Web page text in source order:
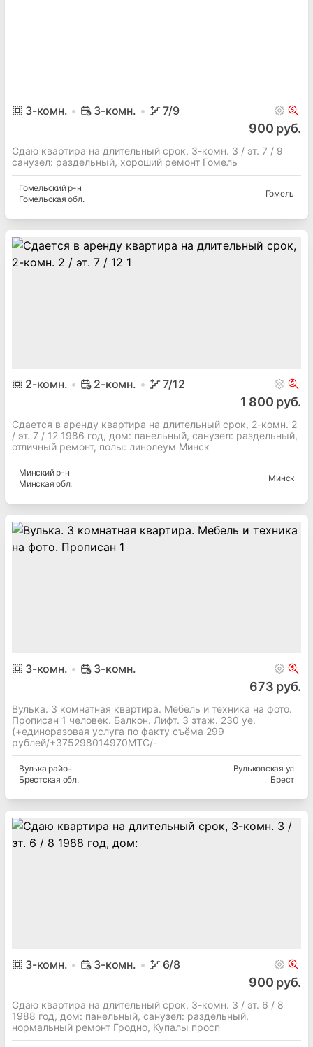
3-комн. 3-комн. 7/9
900 руб.
Сдаю квартира на длительный срок, 3-комн. 3 / эт. 7 / 9
cанузел: раздельный, хороший ремонт Гомель
Гомельскийр-н
Гомельская обл.
Гомель
2-комн. 2-комн. 7/12
1 800 руб.
Сдается в аренду квартира на длительный срок, 2-комн. 2
/ эт. 7 / 12 1986 год, дом: панельный, cанузел: раздельный,
отличный ремонт, полы: линолеум Минск
Минскийр-н
Минская обл.
Минск
3-комн. 3-комн.
673 руб.
Вулька. 3 комнатная квартира. Мебель и техника на фото.
Прописан 1 человек. Балкон. Лифт. 3 этаж. 230 уе.
(+единоразовая услуга по факту съёма 299
рублей/+375298014970МТС/-
Вулька район
Брестская обл.
Вульковская ул
Брест
3-комн. 3-комн. 6/8
900 руб.
Сдаю квартира на длительный срок, 3-комн. 3 / эт. 6 / 8
1988 год, дом: панельный, cанузел: раздельный,
нормальный ремонт Гродно, Купалы просп